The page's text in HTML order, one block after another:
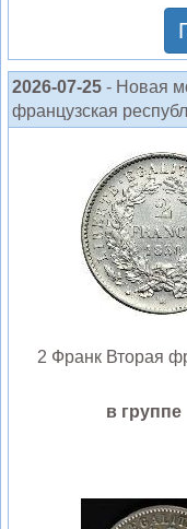
2026-07-25 - Новая
французская
2 Франк Вторая
в группе